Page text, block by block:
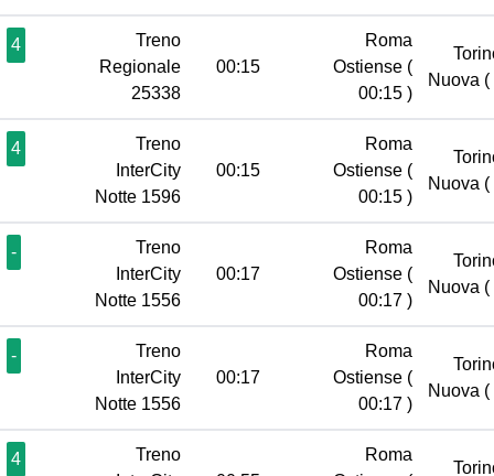
4
Treno
Regionale
25338
00:15
Roma
Ostiense (
00:15 )
Nuova (
4
Treno
InterCity
Notte 1596
00:15
Roma
Ostiense (
00:15 )
Nuova (
-
Treno
InterCity
Notte 1556
00:17
Roma
Ostiense (
00:17 )
Nuova (
-
Treno
InterCity
Notte 1556
00:17
Roma
Ostiense (
00:17 )
Nuova (
4
Treno
Roma